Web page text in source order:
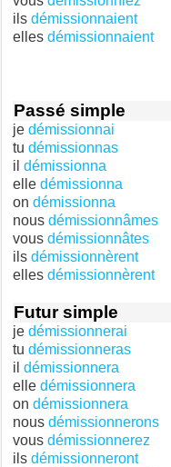
ils démissionnaient
elles démissionnaient
Passé simple
je démissionnai
tu démissionnas
il démissionna
elle démissionna
on démissionna
nous démissionnâmes
vous démissionnâtes
ils démissionnèrent
elles démissionnèrent
Futur simple
je démissionnerai
tu démissionneras
il démissionnera
elle démissionnera
on démissionnera
nous démissionnerons
vous démissionnerez
ils démissionneront